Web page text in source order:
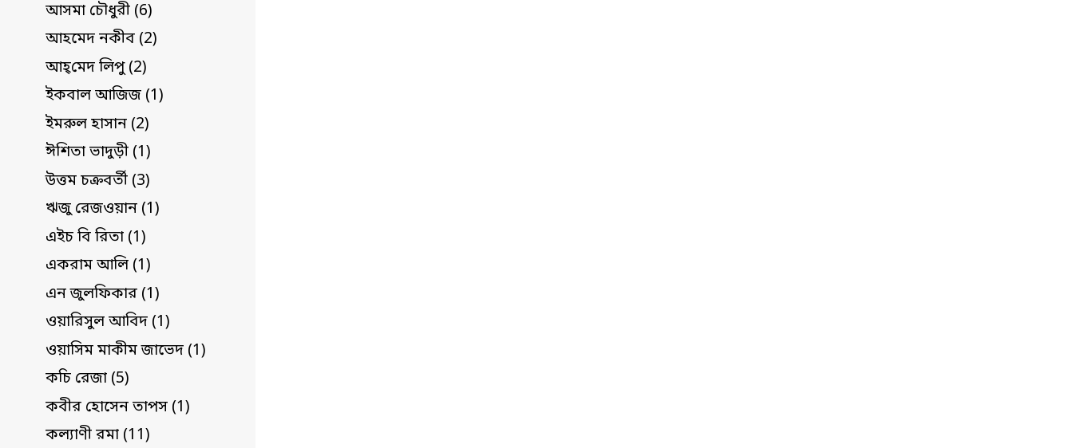
আসমা চৌধুরী (6)
আহমেদ নকীব (2)
আহ্‌মেদ লিপু (2)
ইকবাল আজিজ (1)
ইমরুল হাসান (2)
ঈশিতা ভাদুড়ী (1)
উত্তম চক্রবর্তী (3)
ঋজু রেজওয়ান (1)
এইচ বি রিতা (1)
একরাম আলি (1)
এন জুলফিকার (1)
ওয়ারিসুল আবিদ (1)
ওয়াসিম মাকীম জাভেদ (1)
কচি রেজা (5)
কবীর হোসেন তাপস (1)
কল্যাণী রমা (11)